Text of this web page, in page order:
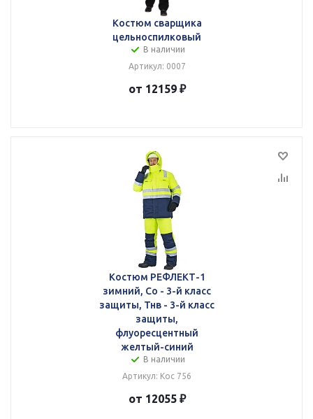
Костюм сварщика
цельноспилковый
В наличии
Артикул: 0007
от 12159 ₽
Костюм РЕФЛЕКТ-1
зимний, Со - 3-й класс
защиты, Тнв - 3-й класс
защиты,
флуоресцентный
желтый-синий
В наличии
Артикул: Кос 756
от 12055 ₽